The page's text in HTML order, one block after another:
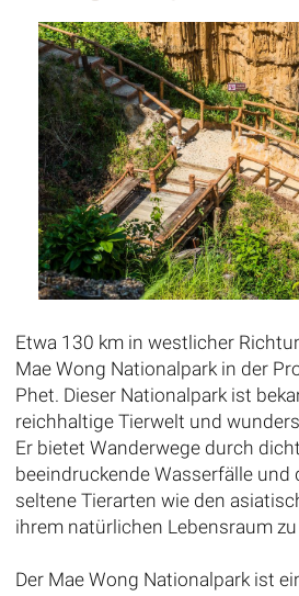
Etwa 130 km in westlicher
Mae Wong Nationalpark in der
Phet. Dieser Nationalpark ist
reichhaltige Tierwelt und
Er bietet Wanderwege durch
beeindruckende Wasserfälle und
seltene Tierarten wie den
ihrem natürlichen Lebensraum
Der Mae Wong Nationalpark ist